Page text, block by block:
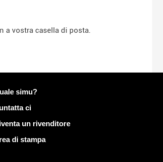
a vostra casella di posta.
infurmazione nantu à Mailo
simu?
ci
un rivenditore
di stampa